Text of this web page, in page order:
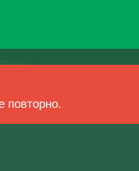
повторно.